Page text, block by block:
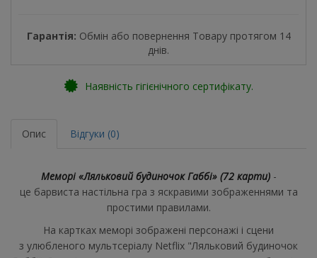
Гарантія: Обмін або повернення Товару протягом 14
днів.
Наявність гігієнічного сертифікату.
Опис Відгуки (0)
Меморі «Ляльковий будиночок Габбі» (72 карти)-
це барвиста настільна гра з яскравими зображеннями та
простими правилами.
На картках меморі зображені персонажі і сцени
з улюбленого мультсеріалу Netflix "Ляльковий будиночок